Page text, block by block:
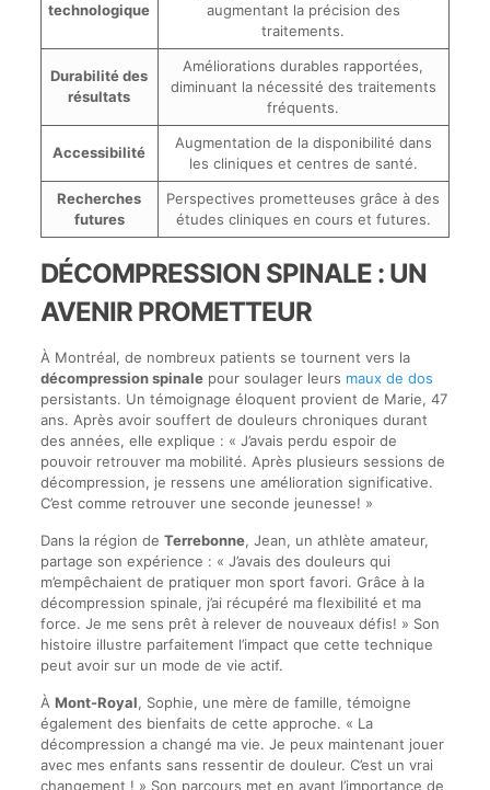
technologique
augmentant la précision des
traitements.
Durabilité des
résultats
Améliorations durables rapportées,
diminuant la nécessité des traitements
fréquents.
Accessibilité
Augmentation de la disponibilité dans
les cliniques et centres de santé.
Recherches
futures
Perspectives prometteuses grâce à des
études cliniques en cours et futures.
DÉCOMPRESSION SPINALE : UN
AVENIR PROMETTEUR
À Montréal, de nombreux patients se tournent vers la
décompression spinalepour soulager leurs maux de dos
persistants. Un témoignage éloquent provient de Marie, 47
ans. Après avoir souffert de douleurs chroniques durant
des années, elle explique : « J’avais perdu espoir de
pouvoir retrouver ma mobilité. Après plusieurs sessions de
décompression, je ressens une amélioration significative.
C’est comme retrouver une seconde jeunesse! »
Dans la région de Terrebonne, Jean, un athlète amateur,
partage son expérience : « J’avais des douleurs qui
m’empêchaient de pratiquer mon sport favori. Grâce à la
décompression spinale, j’ai récupéré ma flexibilité et ma
force. Je me sens prêt à relever de nouveaux défis! » Son
histoire illustre parfaitement l’impact que cette technique
peut avoir sur un mode de vie actif.
À Mont-Royal, Sophie, une mère de famille, témoigne
également des bienfaits de cette approche. « La
décompression a changé ma vie. Je peux maintenant jouer
avec mes enfants sans ressentir de douleur. C’est un vrai
changement ! » Son parcours met en avant l’importance de